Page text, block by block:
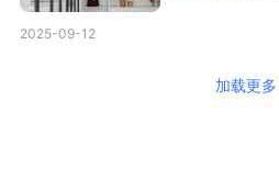
2025-09-12
加载更多